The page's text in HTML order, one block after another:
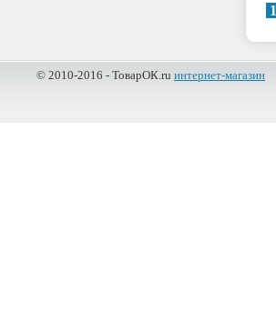
1
© 2010-2016 - ТоварОК.ru интернет-магазин